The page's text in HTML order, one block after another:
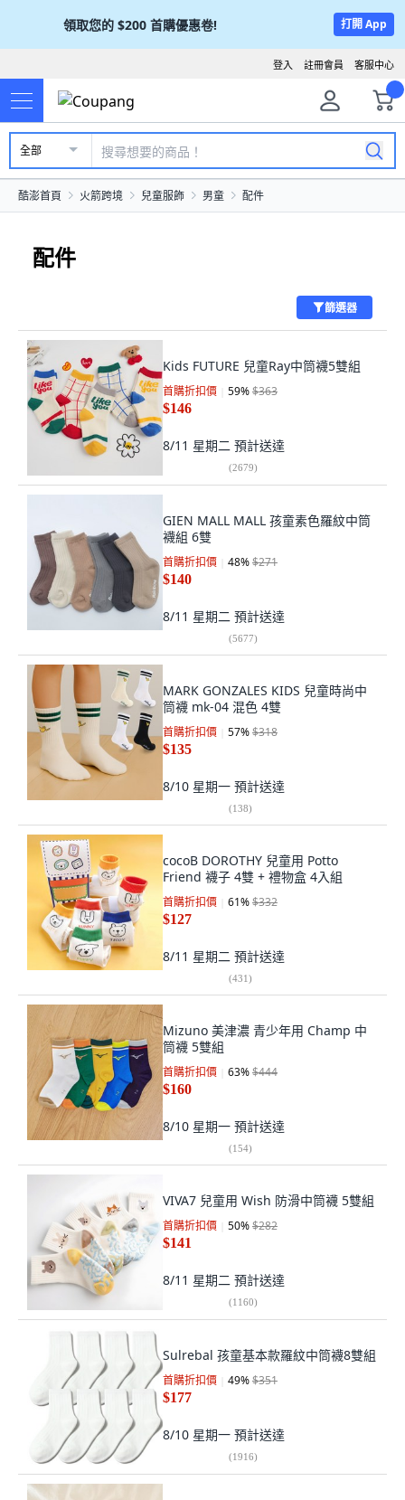
領取您的 $200 首購優惠卷! 打開 App
客服中心
註冊會員
登入
全部
酷澎首頁 火箭跨境 兒童服飾 男童 配件
配件
篩選器
Kids FUTURE 兒童Ray中筒襪5雙組
首購折扣價 59%$363
$146
8/11 星期二 預計送達
(2679)
GIEN MALL MALL 孩童素色羅紋中筒
襪組 6雙
首購折扣價 48%$271
$140
8/11 星期二 預計送達
(5677)
MARK GONZALES KIDS 兒童時尚中
筒襪 mk-04 混色 4雙
首購折扣價 57%$318
$135
8/10 星期一 預計送達
(138)
cocoB DOROTHY 兒童用 Potto
Friend 襪子 4雙 + 禮物盒 4入組
首購折扣價 61%$332
$127
8/11 星期二 預計送達
(431)
Mizuno 美津濃 青少年用 Champ 中
筒襪 5雙組
首購折扣價 63%$444
$160
8/10 星期一 預計送達
(154)
VIVA7 兒童用 Wish 防滑中筒襪 5雙組
首購折扣價 50%$282
$141
8/11 星期二 預計送達
(1160)
Sulrebal 孩童基本款羅紋中筒襪8雙組
首購折扣價 49%$351
$177
8/10 星期一 預計送達
(1916)